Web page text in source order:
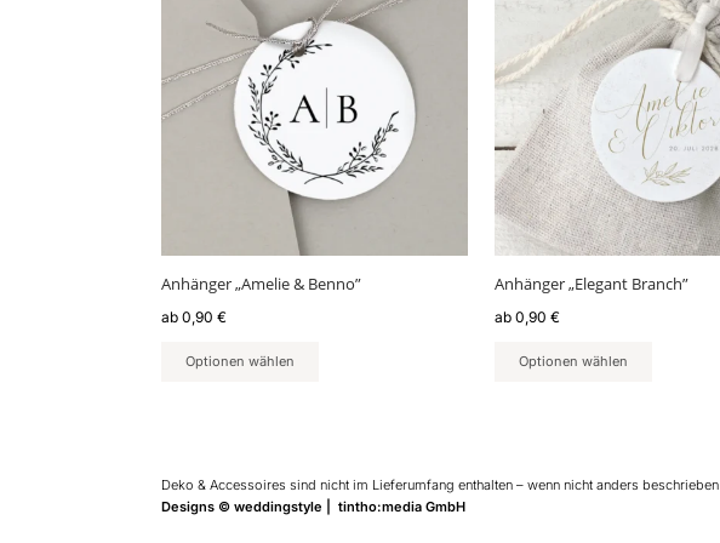
Anhänger „Amelie & Benno”
ab 0,90 €
Optionen wählen
mehrere
Varianten
auf.
Die
Optionen
werden
Anhänger „Elegant Branch”
ab 0,90 €
Optionen wählen
mehrere
Varianten
auf.
Optionen
können
auf
der
Produktseite
werden
Deko & Accessoires sind nicht im Lieferumfang enthalten – wenn nicht anders beschrieben
Designs © weddingstyle | tintho:media GmbH